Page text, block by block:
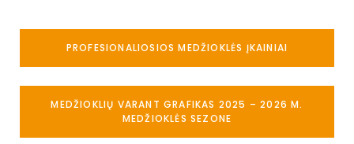
PROFESIONALIOSIOS MEDŽIOKLĖS ĮKAINIAI
MEDŽIOKLIŲ VARANT GRAFIKAS 2025 – 2026 M.
MEDŽIOKLĖS SEZONE